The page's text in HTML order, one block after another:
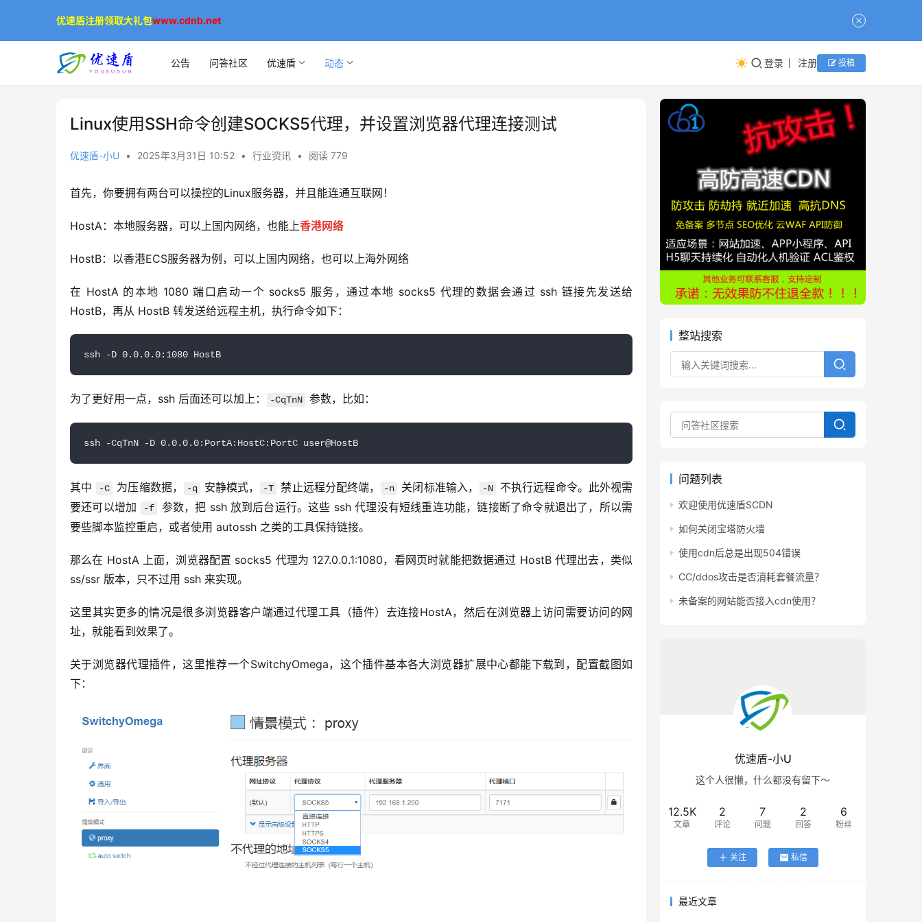
公告 问答社区 优速盾 动态 登录 注册 投稿
Linux使用SSH命令创建SOCKS5代理，并设置浏览器代理连接测试
优速盾-小U • 2025年3月31日 10:52 • 行业资讯 • 阅读 779
首先，你要拥有两台可以操控的Linux服务器，并且能连通互联网！
HostA：本地服务器，可以上国内网络，也能上香港网络
HostB：以香港ECS服务器为例，可以上国内网络，也可以上海外网络
在 HostA 的本地 1080 端口启动一个 socks5 服务，通过本地 socks5 代理的数据会通过 ssh 链接先发送给
HostB，再从 HostB 转发送给远程主机，执行命令如下：
ssh -D 0.0.0.0: 1080 HostB
为了更好用一点，ssh 后面还可以加上： -CqTnN 参数，比如：
ssh -CqTnN -D 0.0.0.0:PortA:HostC:PortC user@HostB
其中 -C 为压缩数据， -q 安静模式， -T 禁止远程分配终端， -n 关闭标准输入， -N
不执行远程命令。此外视需
要还可以增加
-f
参数，把 ssh 放到后台运行。这些 ssh 代理没有短线重连功能，链接断了命令就退出了，所以需
要些脚本监控重启，或者使用 autossh 之类的工具保持链接。
那么在 HostA 上面，浏览器配置 socks5 代理为 127.0.0.1:1080，看网页时就能把数据通过 HostB 代理出去，类似
ss/ssr 版本，只不过用 ssh 来实现。
这里其实更多的情况是很多浏览器客户端通过代理工具（插件）去连接HostA，然后在浏览器上访问需要访问的网
址，就能看到效果了。
关于浏览器代理插件，这里推荐一个SwitchyOmega，这个插件基本各大浏览器扩展中心都能下载到，配置截图如
下：
整站搜索
问题列表
欢迎使用优速盾SCDN
如何关闭宝塔防火墙
使用cdn后总是出现504错误
CC/ddos攻击是否消耗套餐流量？
未备案的网站能否接入cdn使用？
优速盾-小U
这个人很懒，什么都没有留下～
12.5K
文章
2
评论
7
问题
2
回答
6
粉丝
关注 私信
最近文章
优速盾注册领取大礼包www.cdnb.net